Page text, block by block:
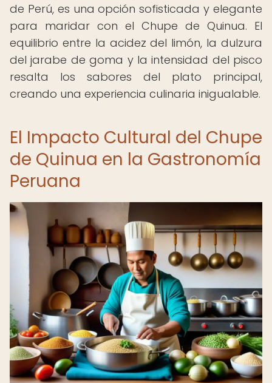
de Perú, es una opción sofisticada y elegante
para maridar con el Chupe de Quinua. El
equilibrio entre la acidez del limón, la dulzura
del jarabe de goma y la intensidad del pisco
resalta los sabores del plato principal,
creando una experiencia culinaria inigualable.
El Impacto Cultural del Chupe
de Quinua en la Gastronomía
Peruana